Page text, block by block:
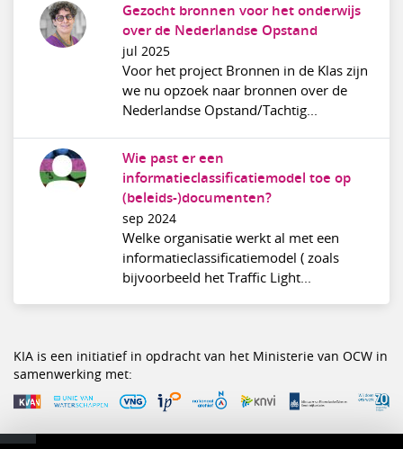
Gezocht bronnen voor het onderwijs
over de Nederlandse Opstand
jul 2025
Voor het project Bronnen in de Klas zijn
we nu opzoek naar bronnen over de
Nederlandse Opstand/Tachtig...
Wie past er een
informatieclassificatiemodel toe op
(beleids-)documenten?
sep 2024
Welke organisatie werkt al met een
informatieclassificatiemodel ( zoals
bijvoorbeeld het Traffic Light...
KIA is een initiatief in opdracht van het Ministerie van OCW in
samenwerking met: